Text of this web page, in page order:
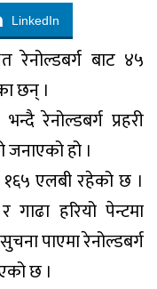
LinkedIn
रेनोल्डबर्ग बाट ४५
छन् ।
रेनोल्डबर्ग प्रहरी
हो ।
एलबी रहेको छ ।
हरियो पेन्टमा
पाएमा रेनोल्डबर्ग
छ ।